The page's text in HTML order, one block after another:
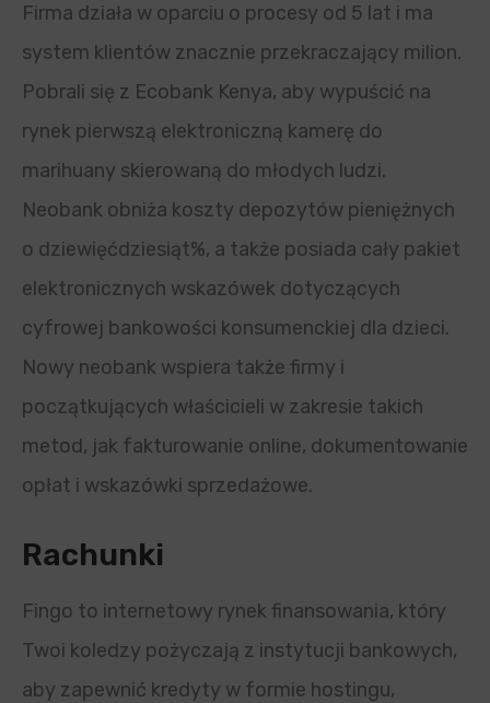
Firma działa w oparciu o procesy od 5 lat i ma
system klientów znacznie przekraczający milion.
Pobrali się z Ecobank Kenya, aby wypuścić na
rynek pierwszą elektroniczną kamerę do
marihuany skierowaną do młodych ludzi.
Neobank obniża koszty depozytów pieniężnych
o dziewięćdziesiąt%, a także posiada cały pakiet
elektronicznych wskazówek dotyczących
cyfrowej bankowości konsumenckiej dla dzieci.
Nowy neobank wspiera także firmy i
początkujących właścicieli w zakresie takich
metod, jak fakturowanie online, dokumentowanie
opłat i wskazówki sprzedażowe.
Rachunki
Fingo to internetowy rynek finansowania, który
Twoi koledzy pożyczają z instytucji bankowych,
aby zapewnić kredyty w formie hostingu,